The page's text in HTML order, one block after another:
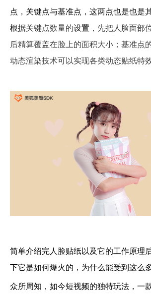
点，关键点与基准点，这两点也是也是
根据关键点数量的设置 ，先把人脸面部
后精算覆盖在脸上的面积大小；基准点
动态渲染技术可以实现各类动态贴纸特效
简单介绍完人脸贴纸以及它的工作原理
下它是如何爆火的，为什么能受到这么
众所周知，如今短视频的独特玩法，一